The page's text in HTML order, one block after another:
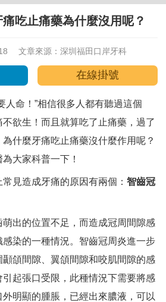
吃止痛藥為什麼沒用呢？
文章來源： 深圳福田口岸牙科
在線掛號
人命！”相信很多人都有聽過這個
欲生！而且就算吃了止痛藥，過了
什麼牙痛吃止痛藥沒什麼作用呢？
大家科普一下！
見造成牙痛的原因有兩個： 智齒冠
萌出的位置不足，而造成冠周間隙感
染的一種情況。智齒冠周炎進一步
頜間隙、翼頜間隙和咬肌間隙的感
起張口受限，此種情況下需要將感
明顯的腫脹，已經出來膿液，可以